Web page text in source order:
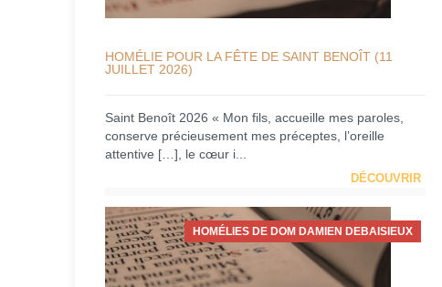
HOMÉLIE POUR LA FÊTE DE SAINT BENOÎT (11
JUILLET 2026)
Saint Benoît 2026 « Mon fils, accueille mes paroles,
conserve précieusement mes préceptes, l’oreille
attentive […], le cœur i...
DÉCOUVRIR
HOMÉLIES DE DOM DAMIEN DEBAISIEUX